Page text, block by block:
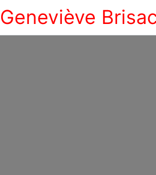
Geneviève